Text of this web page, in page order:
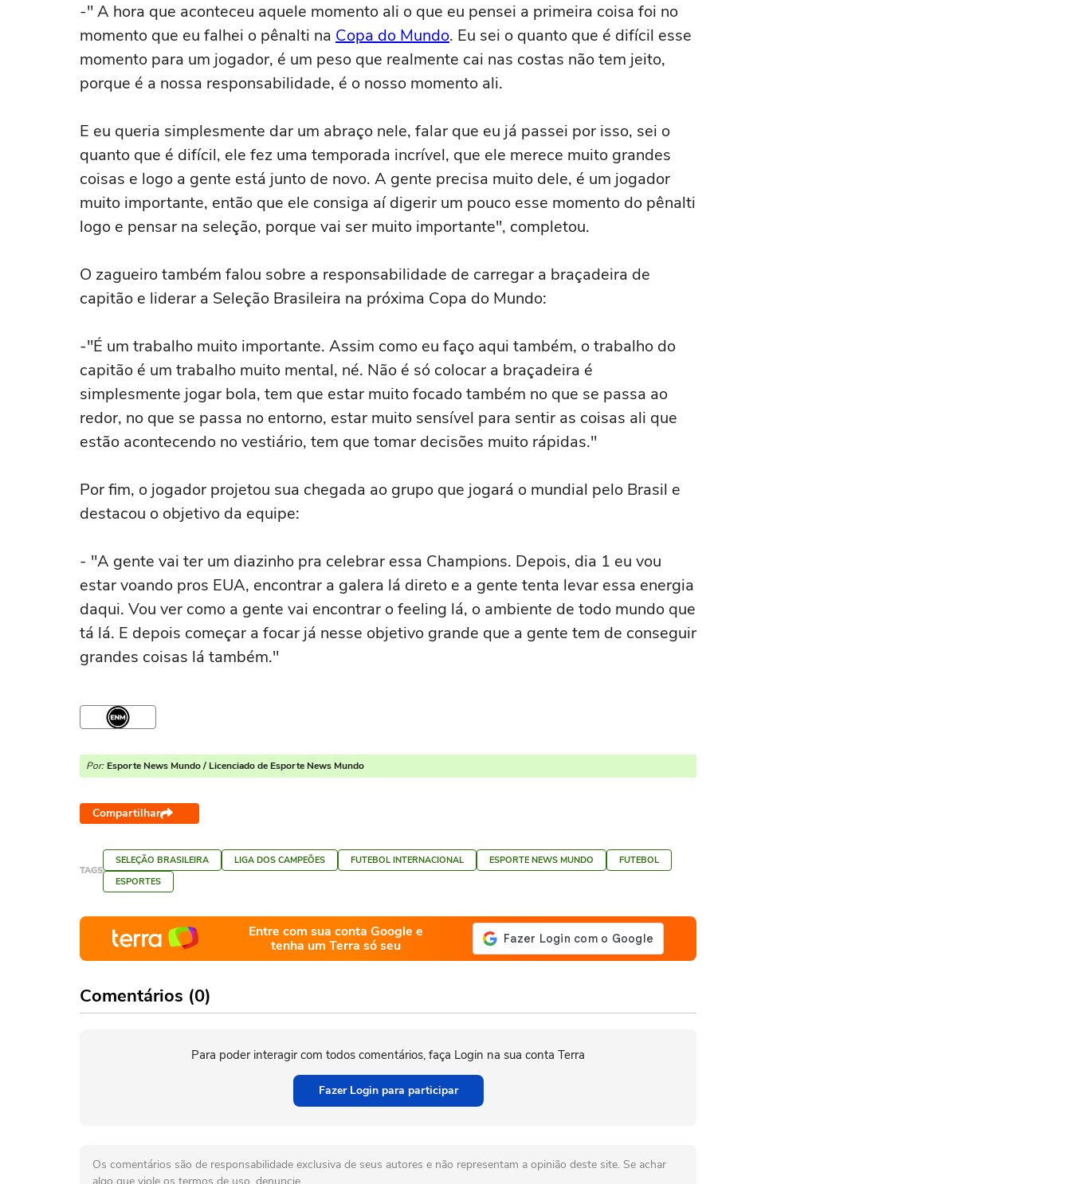
-" A hora que aconteceu aquele momento ali o que eu pensei a primeira coisa foi no
momento que eu falhei o pênalti na Copa do Mundo. Eu sei o quanto que é difícil esse
momento para um jogador, é um peso que realmente cai nas costas não tem jeito,
porque é a nossa responsabilidade, é o nosso momento ali.
E eu queria simplesmente dar um abraço nele, falar que eu já passei por isso, sei o
quanto que é difícil, ele fez uma temporada incrível, que ele merece muito grandes
coisas e logo a gente está junto de novo. A gente precisa muito dele, é um jogador
muito importante, então que ele consiga aí digerir um pouco esse momento do pênalti
logo e pensar na seleção, porque vai ser muito importante", completou.
O zagueiro também falou sobre a responsabilidade de carregar a braçadeira de
capitão e liderar a Seleção Brasileira na próxima Copa do Mundo:
-"É um trabalho muito importante. Assim como eu faço aqui também, o trabalho do
capitão é um trabalho muito mental, né. Não é só colocar a braçadeira é
simplesmente jogar bola, tem que estar muito focado também no que se passa ao
redor, no que se passa no entorno, estar muito sensível para sentir as coisas ali que
estão acontecendo no vestiário, tem que tomar decisões muito rápidas."
Por fim, o jogador projetou sua chegada ao grupo que jogará o mundial pelo Brasil e
destacou o objetivo da equipe:
- "A gente vai ter um diazinho pra celebrar essa Champions. Depois, dia 1 eu vou
estar voando pros EUA, encontrar a galera lá direto e a gente tenta levar essa energia
daqui. Vou ver como a gente vai encontrar o feeling lá, o ambiente de todo mundo que
tá lá. E depois começar a focar já nesse objetivo grande que a gente tem de conseguir
grandes coisas lá também."
Por: Esporte News Mundo / Licenciado de Esporte News Mundo
Compartilhar
TAGS
SELEÇÃO BRASILEIRA LIGA DOS CAMPEÕES FUTEBOL INTERNACIONAL ESPORTE NEWS MUNDO
FUTEBOL
ESPORTES
Entre com sua conta Google e
tenha um Terra só seu
Comentários (0)
Para poder interagir com todos comentários, faça Login na sua conta Terra
Fazer Login para participar
Os comentários são de responsabilidade exclusiva de seus autores e não representam a opinião deste site. Se achar